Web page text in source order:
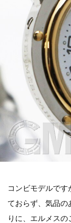
コンビモデルで
ておらず、気品の
りに、エルメスの